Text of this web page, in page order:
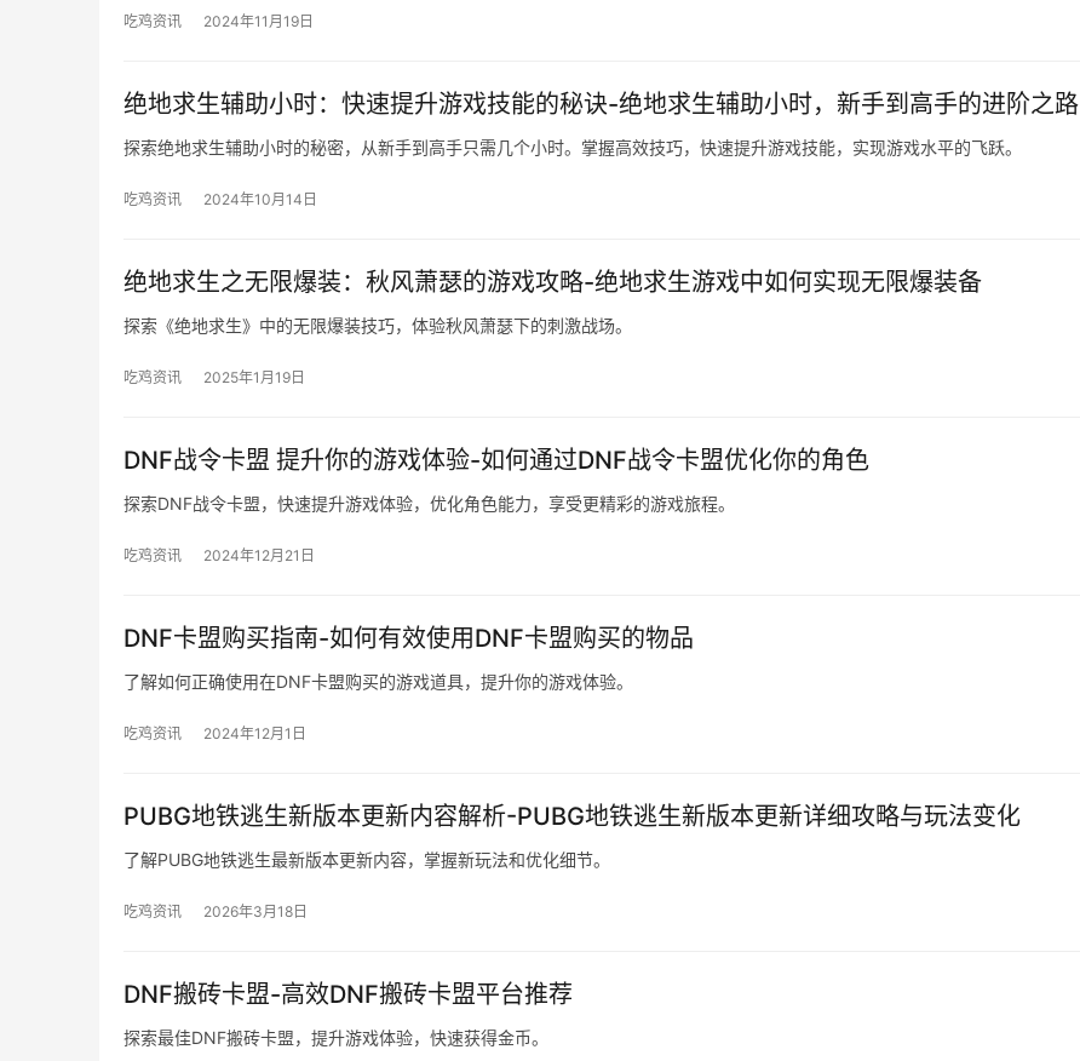
吃鸡资讯 2024年11月19日
绝地求生辅助小时：快速提升游戏技能的秘诀-绝地求生辅助小时，新手到高手的进阶之路
探索绝地求生辅助小时的秘密，从新手到高手只需几个小时。掌握高效技巧，快速提升游戏技能，实现游戏水平的飞跃。
吃鸡资讯 2024年10月14日
绝地求生之无限爆装：秋风萧瑟的游戏攻略-绝地求生游戏中如何实现无限爆装备
探索《绝地求生》中的无限爆装技巧，体验秋风萧瑟下的刺激战场。
吃鸡资讯 2025年1月19日
DNF战令卡盟 提升你的游戏体验-如何通过DNF战令卡盟优化你的角色
探索DNF战令卡盟，快速提升游戏体验，优化角色能力，享受更精彩的游戏旅程。
吃鸡资讯 2024年12月21日
DNF卡盟购买指南-如何有效使用DNF卡盟购买的物品
了解如何正确使用在DNF卡盟购买的游戏道具，提升你的游戏体验。
吃鸡资讯 2024年12月1日
PUBG地铁逃生新版本更新内容解析-PUBG地铁逃生新版本更新详细攻略与玩法变化
了解PUBG地铁逃生最新版本更新内容，掌握新玩法和优化细节。
吃鸡资讯 2026年3月18日
DNF搬砖卡盟-高效DNF搬砖卡盟平台推荐
探索最佳DNF搬砖卡盟，提升游戏体验，快速获得金币。